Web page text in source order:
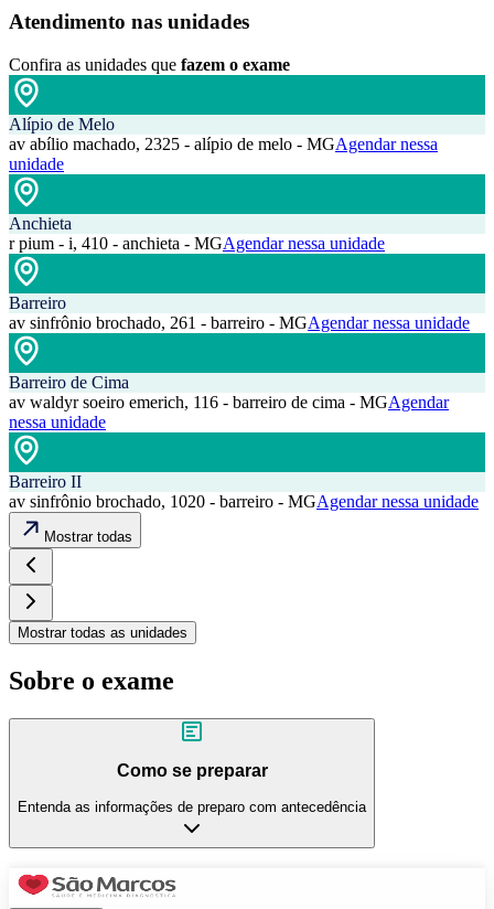
Atendimento nas unidades
Confira as unidades que fazem o exame
Alípio de Melo
av abílio machado, 2325 - alípio de melo - MGAgendar nessa
unidade
Anchieta
r pium - i, 410 - anchieta - MGAgendar nessa unidade
Barreiro
av sinfrônio brochado, 261 - barreiro - MGAgendar nessa unidade
Barreiro de Cima
av waldyr soeiro emerich, 116 - barreiro de cima - MGAgendar
nessa unidade
Barreiro II
av sinfrônio brochado, 1020 - barreiro - MGAgendar nessa unidade
Mostrar todas
Mostrar todas as unidades
Sobre o exame
Como se preparar
Entenda as informações de preparo com antecedência